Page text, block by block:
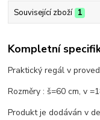
Související zboží 1
Kompletní
Praktický regál v
Rozměry : š=60 cm, v
Produkt je dodáván v